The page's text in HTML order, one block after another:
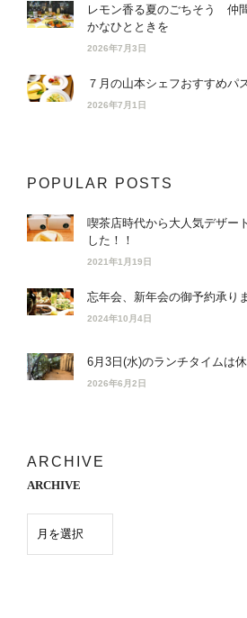
レモン香る夏のごちそう 仲
かなひとときを
2026年7月3日
７月の山本シェフおすすめパ
2026年7月1日
POPULAR POSTS
喫茶店時代から大人気デザー
した！！
2021年1月19日
忘年会、新年会の御予約承り
2024年10月4日
6月3日(水)のランチタイムは
2026年6月2日
ARCHIVE
ARCHIVE